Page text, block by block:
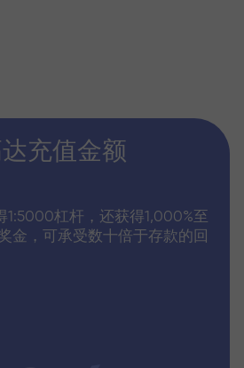
充值金额
1:5000杠杆，还获得1,000%至
金，可承受数十倍于存款的回